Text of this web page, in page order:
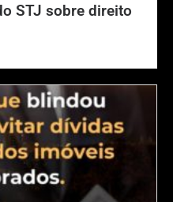
STJ sobre direito